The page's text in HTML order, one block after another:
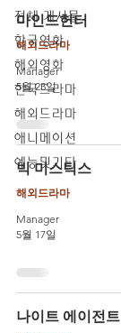
전체 게시물
한국영화
해외영화
한국드라마
해외드라마
애니메이션
예능및기타
마인드헌터
해외드라마
Manager
5월 23일
빅 미스틱스
해외드라마
Manager
5월 17일
나이트 에이전트